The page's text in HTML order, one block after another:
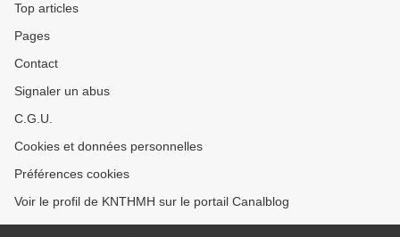
Top articles
Pages
Contact
Signaler un abus
C.G.U.
Cookies et données personnelles
Préférences cookies
Voir le profil de KNTHMH sur le portail Canalblog